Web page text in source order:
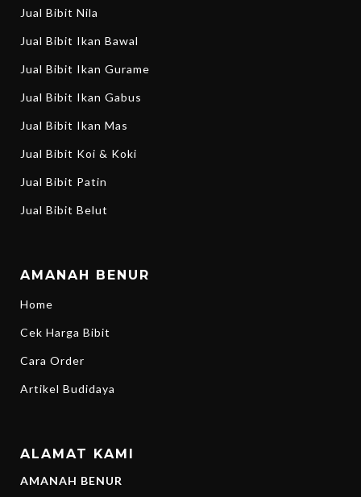
Jual Bibit Nila
Jual Bibit Ikan Bawal
Jual Bibit Ikan Gurame
Jual Bibit Ikan Gabus
Jual Bibit Ikan Mas
Jual Bibit Koi & Koki
Jual Bibit Patin
Jual Bibit Belut
AMANAH BENUR
Home
Cek Harga Bibit
Cara Order
Artikel Budidaya
ALAMAT KAMI
AMANAH BENUR